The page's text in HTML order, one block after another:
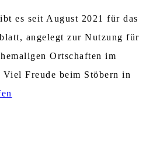
es seit August 2021 für das
angelegt zur Nutzung für
Ortschaften im
Freude beim Stöbern in